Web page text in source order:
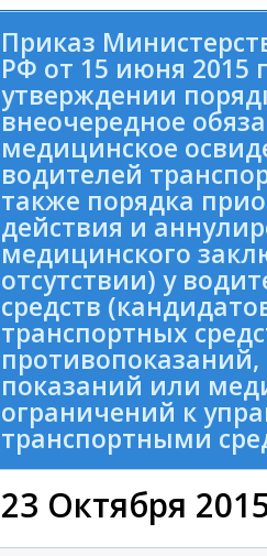
Приказ
РФ от 15 июня 2015
утверждении
внеочередное
медицинское
водителей
также порядка
действия и
медицинского
отсутствии) у
средств
транспортных
показаний или
ограничений к
транспортными
23 Октября